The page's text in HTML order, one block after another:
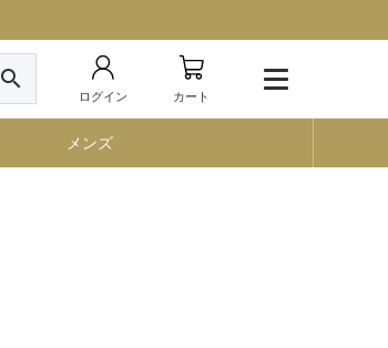
search
ログイン カート
メンズ